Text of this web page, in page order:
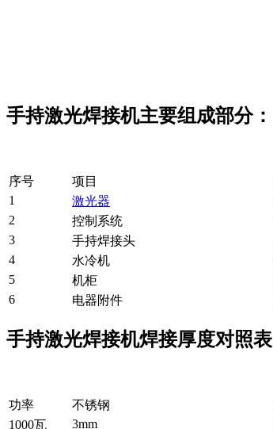
手持激光焊接机主要组成部分：
序号 项目
1
激光器
2
控制系统
3
手持焊接头
4
水冷机
5
机柜
6
电器附件
手持激光焊接机焊接厚度对照表
功率 不锈钢
1000瓦
3mm